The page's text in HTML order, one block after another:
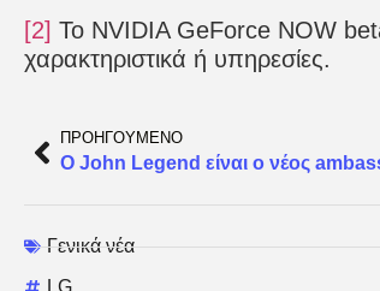
[2] Το NVIDIA GeForce NOW
χαρακτηριστικά ή υπηρεσίες.
ΠΡΟΗΓΟΥΜΕΝΟ
Γενικά νέα